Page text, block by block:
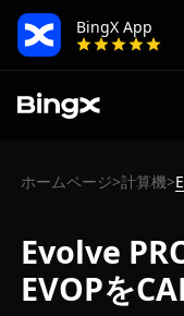
BingX App
ホームページ>計算機>
Evolve
EVOPを